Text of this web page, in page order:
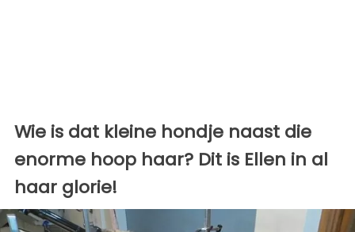
Wie is dat kleine hondje naast die
enorme hoop haar? Dit is Ellen in al
haar glorie!